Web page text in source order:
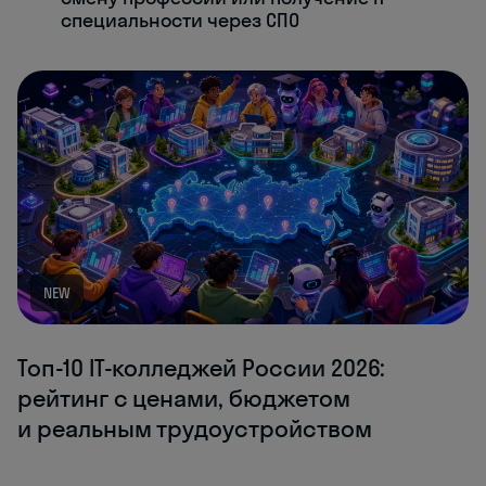
специальности через СПО
NEW
Топ-10 IT-колледжей России 2026:
рейтинг с ценами, бюджетом
и реальным трудоустройством